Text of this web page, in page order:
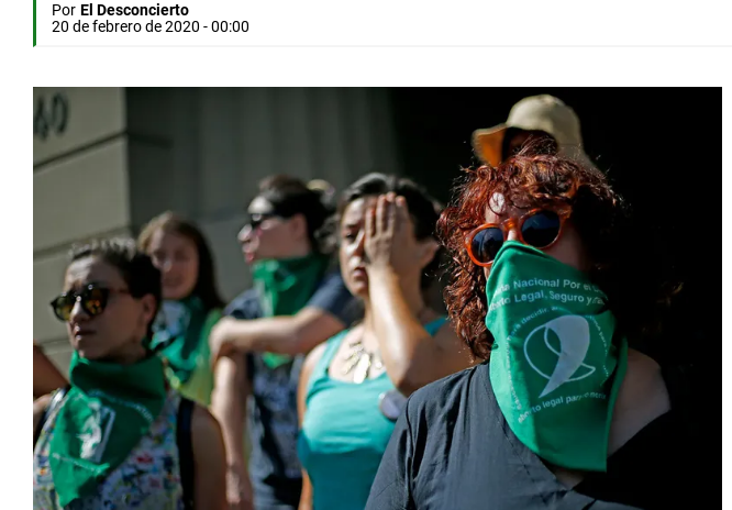
Por El Desconcierto
20 de febrero de 2020 - 00:00